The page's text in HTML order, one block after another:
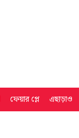
ফেয়ার প্লে এছাড়াও